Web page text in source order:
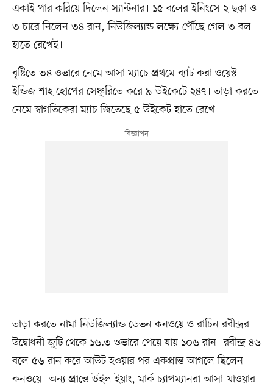
একাই পার করিয়ে দিলেন স্যান্টনার। ১৫ বলের ইনিংসে ২ ছক্কা ও
৩ চারে নিলেন ৩৪ রান, নিউজিল্যান্ড লক্ষ্যে পৌঁছে গেল ৩ বল
হাতে রেখেই।
বৃষ্টিতে ৩৪ ওভারে নেমে আসা ম্যাচে প্রথমে ব্যাট করা ওয়েস্ট
ইন্ডিজ শাহ হোপের সেঞ্চুরিতে করে ৯ উইকেটে ২৪৭। তাড়া করতে
নেমে স্বাগতিকেরা ম্যাচ জিতেছে ৫ উইকেট হাতে রেখে।
তাড়া করতে নামা নিউজিল্যান্ড ডেভন কনওয়ে ও রাচিন রবীন্দ্রর
উদ্বোধনী জুটি থেকে ১৬.৩ ওভারে পেয়ে যায় ১০৬ রান। রবীন্দ্র ৪৬
বলে ৫৬ রান করে আউট হওয়ার পর একপ্রান্ত আগলে ছিলেন
কনওয়ে। অন্য প্রান্তে উইল ইয়াং, মার্ক চ্যাপম্যানরা আসা-যাওয়ার